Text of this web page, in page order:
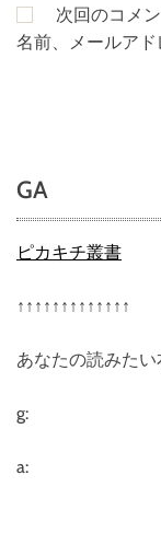
次回のコメ
名前、メールアド
GA
ピカキチ叢書
↑↑↑↑↑↑↑↑↑↑↑↑↑
あなたの読みたい
g:
a: